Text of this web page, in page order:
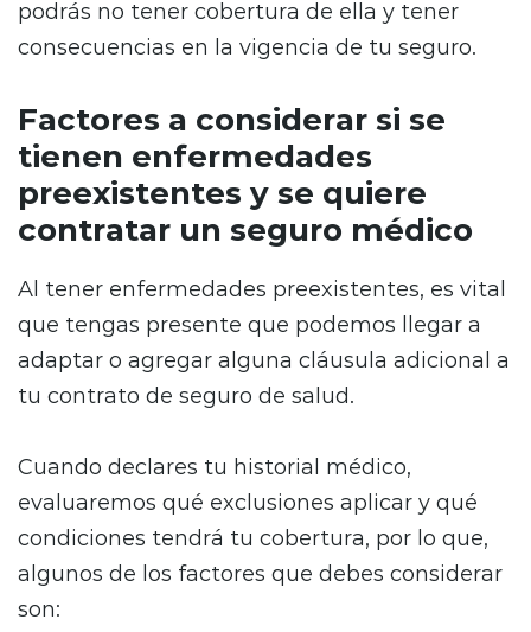
podrás no tener cobertura de ella y tener
consecuencias en la vigencia de tu seguro.
Factores a considerar si se
tienen enfermedades
preexistentes y se quiere
contratar un seguro médico
Al tener enfermedades preexistentes, es vital
que tengas presente que podemos llegar a
adaptar o agregar alguna cláusula adicional a
tu contrato de seguro de salud.
Cuando declares tu historial médico,
evaluaremos qué exclusiones aplicar y qué
condiciones tendrá tu cobertura, por lo que,
algunos de los factores que debes considerar
son: